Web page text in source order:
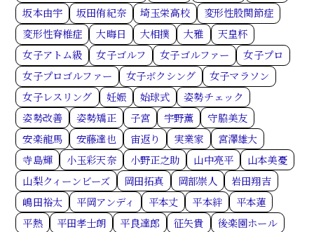
坂本由宇
坂田侑紀奈 埼玉栄高校
変形性股関節症
変形性脊椎症
大晦日 大相撲 大雅
天皇杯
女子アトム級
女子ゴルフ 女子ゴルファー
女子プロ
女子プロゴルファー
女子ボクシング
女子マラソン
女子レスリング
妊娠 始球式
姿勢チェック
姿勢改善
姿勢矯正 子宮 宇野薫
守脇美友
安楽龍馬
安藤達也 宙返り 実業家
宮澤雄大
寺島輝
小玉彩天奈 小野正之助 山中亮平
山本美憂
山梨クィーンビーズ
岡田拓真 岡部崇人
岩田翔吉
嶋田裕太
平岡アンディ 平本丈 平本絆
平本蓮
平熱
平田孝士朗 平良達郎 征矢貴
後楽園ホール